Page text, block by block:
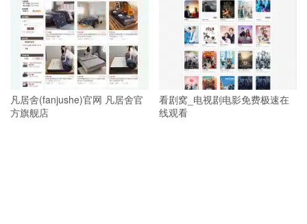
凡居舍(fanjushe)官网 凡居舍官
方旗舰店
看剧窝_电视剧电影免费极速在
线观看